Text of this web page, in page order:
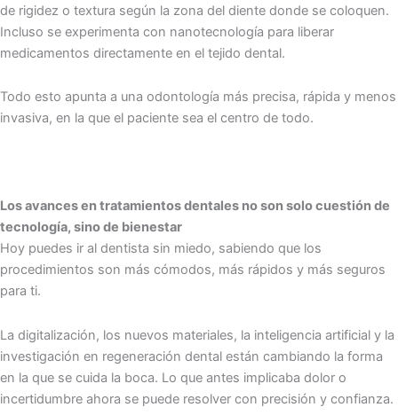
de rigidez o textura según la zona del diente donde se coloquen.
Incluso se experimenta con nanotecnología para liberar
medicamentos directamente en el tejido dental.
Todo esto apunta a una odontología más precisa, rápida y menos
invasiva, en la que el paciente sea el centro de todo.
Los avances en tratamientos dentales no son solo cuestión de
tecnología, sino de bienestar
Hoy puedes ir al dentista sin miedo, sabiendo que los
procedimientos son más cómodos, más rápidos y más seguros
para ti.
La digitalización, los nuevos materiales, la inteligencia artificial y la
investigación en regeneración dental están cambiando la forma
en la que se cuida la boca. Lo que antes implicaba dolor o
incertidumbre ahora se puede resolver con precisión y confianza.